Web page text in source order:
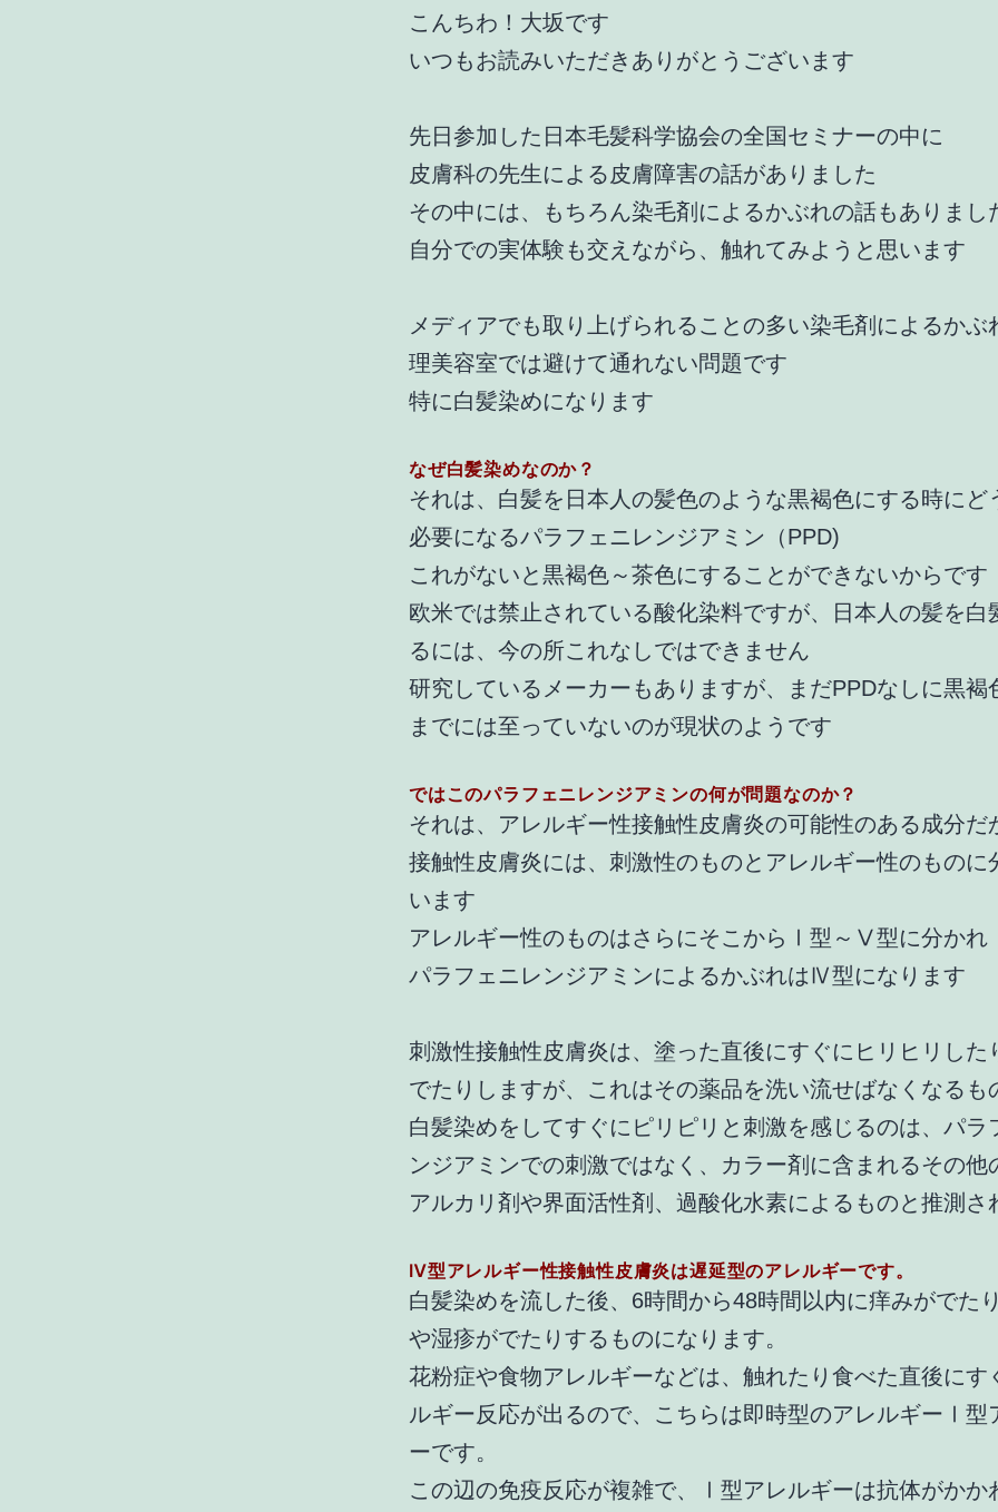
こんちわ！大坂です
いつもお読みいただきありがとうございます
先日参加した日本毛髪科学協会の全国セミナーの中に
皮膚科の先生による皮膚障害の話がありました
その中には、もちろん染毛剤によるかぶれの話もありまし
自分での実体験も交えながら、触れてみようと思います
メディアでも取り上げられることの多い染毛剤によるかぶ
理美容室では避けて通れない問題です
特に白髪染めになります
なぜ白髪染めなのか？
それは、白髪を日本人の髪色のような黒褐色にする時にど
必要になるパラフェニレンジアミン（PPD)
これがないと黒褐色～茶色にすることができないからです
欧米では禁止されている酸化染料ですが、日本人の髪を白
るには、今の所これなしではできません
研究しているメーカーもありますが、まだPPDなしに黒褐
までには至っていないのが現状のようです
ではこのパラフェニレンジアミンの何が問題なのか？
それは、アレルギー性接触性皮膚炎の可能性のある成分だ
接触性皮膚炎には、刺激性のものとアレルギー性のものに
います
アレルギー性のものはさらにそこからⅠ型～Ⅴ型に分かれ
パラフェニレンジアミンによるかぶれはⅣ型になります
刺激性接触性皮膚炎は、塗った直後にすぐにヒリヒリした
でたりしますが、これはその薬品を洗い流せばなくなるも
白髪染めをしてすぐにピリピリと刺激を感じるのは、パラ
ンジアミンでの刺激ではなく、カラー剤に含まれるその他
アルカリ剤や界面活性剤、過酸化水素によるものと推測さ
Ⅳ型アレルギー性接触性皮膚炎は遅延型のアレルギーです。
白髪染めを流した後、6時間から48時間以内に痒みがでた
や湿疹がでたりするものになります。
花粉症や食物アレルギーなどは、触れたり食べた直後にす
ルギー反応が出るので、こちらは即時型のアレルギーⅠ型
ーです。
この辺の免疫反応が複雑で、Ⅰ型アレルギーは抗体がかか